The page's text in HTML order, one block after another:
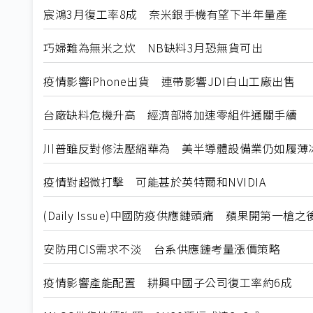
宸鴻3月復工率8成 奈米銀手機有望下半年量產
巧婦難為無米之炊 NB缺料3月恐無貨可出
疫情影響iPhone出貨 連帶影響JDI白山工廠出售
台廠缺料危機升高 經濟部將加速零組件通關手續
川普雖反對修法壓縮華為 美半導體設備業仍如履薄
疫情對超微打擊 可能甚於英特爾和NVIDIA
(Daily Issue)中國防疫供應鏈頭痛 蘋果開第一槍之
安防用CIS需求不淡 台系供應鏈考量漲價策略
疫情影響產能配置 耕興中國子公司復工率約6成